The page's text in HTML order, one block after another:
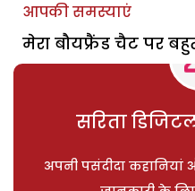
आपकी समस्याएं
मेरा बौयफ्रैंड चैट पर
सरिता
अपनी पसंदीदा कहानियां